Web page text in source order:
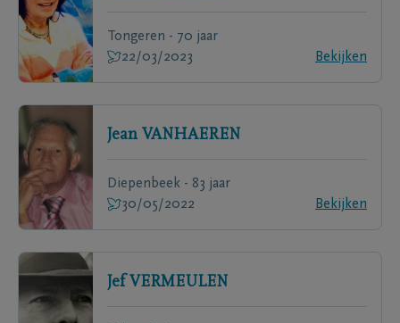
Tongeren - 70 jaar
22/03/2023
Bekijken
Jean VANHAEREN
Diepenbeek - 83 jaar
30/05/2022
Bekijken
Jef VERMEULEN